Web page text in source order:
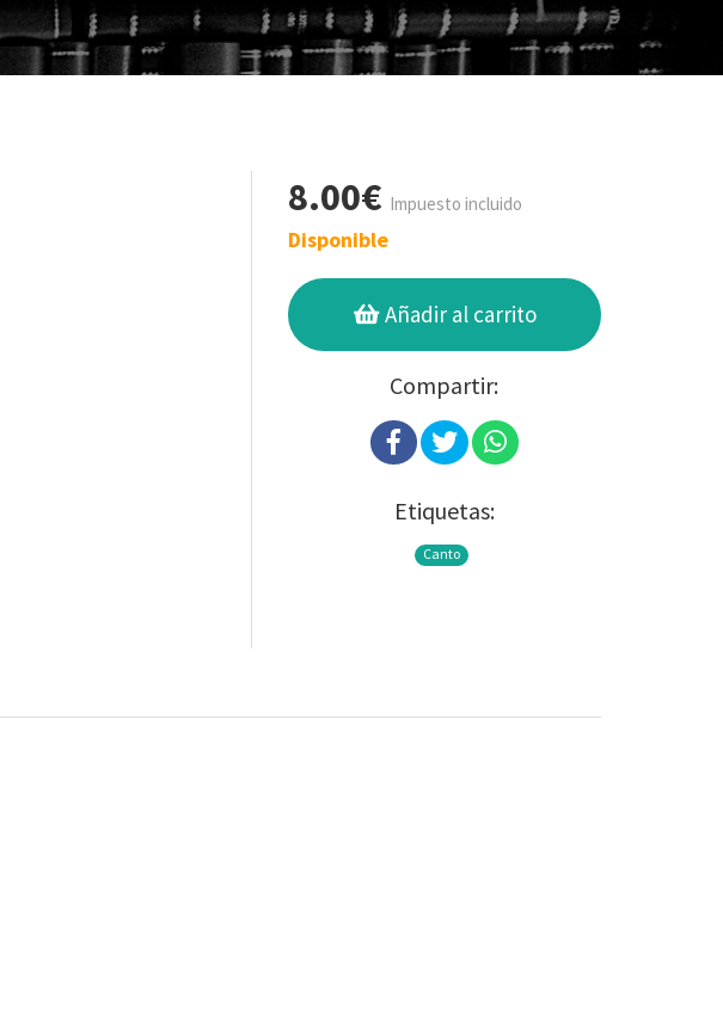
8.00€ Impuesto incluido
Disponible
Añadir al carrito
Compartir:
Etiquetas:
Canto